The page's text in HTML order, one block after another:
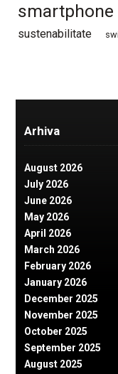
smartphone
sustenabilitate
Arhiva
August 2026
July 2026
June 2026
May 2026
April 2026
March 2026
February 2026
January 2026
December 2025
November 2025
October 2025
September 2025
August 2025